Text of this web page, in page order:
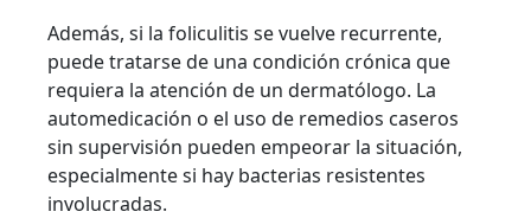
Además, si la foliculitis se vuelve recurrente,
puede tratarse de una condición crónica que
requiera la atención de un dermatólogo. La
automedicación o el uso de remedios caseros
sin supervisión pueden empeorar la situación,
especialmente si hay bacterias resistentes
involucradas.